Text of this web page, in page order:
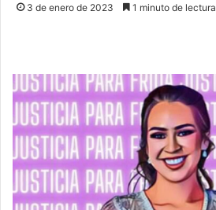
3 de enero de 2023 1 minuto de lectura